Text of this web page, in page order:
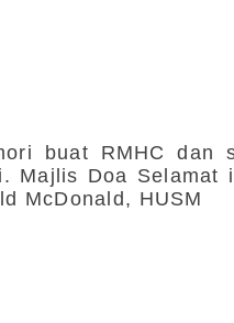
buat RMHC dan
Majlis Doa Selamat
McDonald, HUSM